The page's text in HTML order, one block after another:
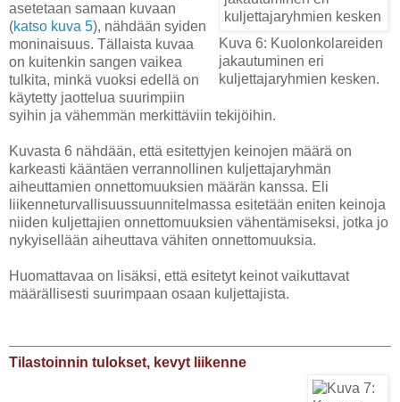
Kuva 6: Kuolonkolareiden
jakautuminen eri
kuljettajaryhmien kesken.
asetetaan samaan kuvaan
(katso kuva 5), nähdään syiden
moninaisuus. Tällaista kuvaa
on kuitenkin sangen vaikea
tulkita, minkä vuoksi edellä on
käytetty jaottelua suurimpiin
syihin ja vähemmän merkittäviin tekijöihin.
Kuvasta 6 nähdään, että esitettyjen keinojen määrä on
karkeasti kääntäen verrannollinen kuljettajaryhmän
aiheuttamien onnettomuuksien määrän kanssa. Eli
liikenneturvallisuussuunnitelmassa esitetään eniten keinoja
niiden kuljettajien onnettomuuksien vähentämiseksi, jotka jo
nykyisellään aiheuttava vähiten onnettomuuksia.
Huomattavaa on lisäksi, että esitetyt keinot vaikuttavat
määrällisesti suurimpaan osaan kuljettajista.
Tilastoinnin tulokset, kevyt liikenne